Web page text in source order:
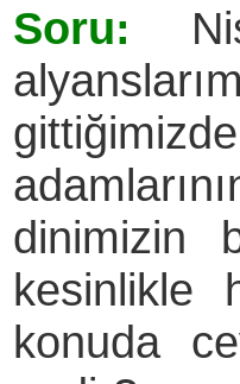
Soru:
dinimizin
kesinlikle
konuda